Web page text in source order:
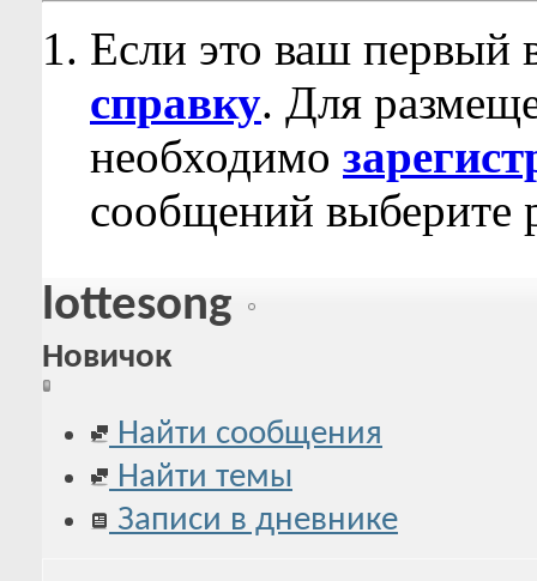
Если это ваш первый
справку. Для
необходимо
сообщений выберите
lottesong
Новичок
Найти сообщения
Найти темы
Записи в дневнике